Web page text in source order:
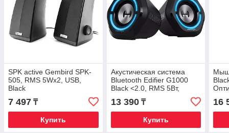
SPK active Gembird SPK-
505, RMS 5Wx2, USB,
Black
7 497 ₸
Купить
Акустическая система
Bluetooth Edifier G1000
Black <2.0, RMS 5Вт,
93Гц-20кГц, BT5.3, USB,
AUX>
13 390₸
Купить
16